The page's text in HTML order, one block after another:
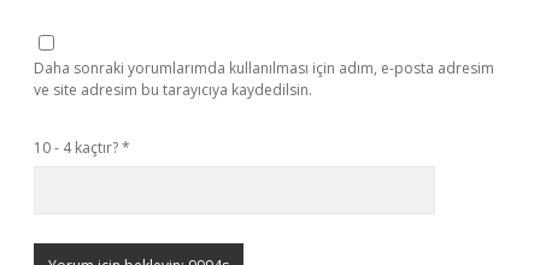
Daha sonraki yorumlarımda kullanılması için adım, e-posta adresim
ve site adresim bu tarayıcıya kaydedilsin.
10 - 4 kaçtır?*